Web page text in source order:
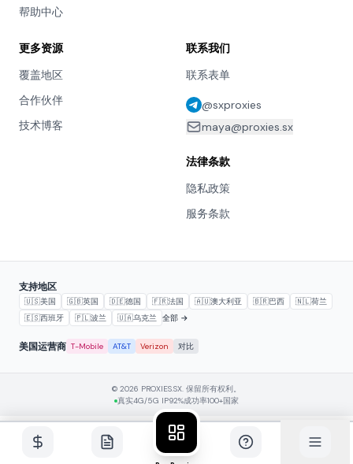
帮助中心
更多资源
覆盖地区
合作伙伴
技术博客
联系我们
联系表单
@sxproxies
maya@proxies.sx
法律条款
隐私政策
服务条款
支持地区
🇺🇸美国 🇬🇧英国 🇩🇪德国 🇫🇷法国 🇦🇺澳大利亚 🇧🇷巴西 🇳🇱荷兰
🇪🇸西班牙 🇵🇱波兰 🇺🇦乌克兰 全部 →
美国运营商 T-Mobile AT&T Verizon 对比
© 2026 PROXIES.SX. 保留所有权利。
真实4G/5G IP92%成功率100+国家